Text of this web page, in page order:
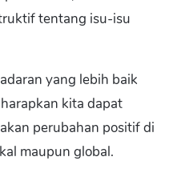
tentang isu-isu
yang lebih baik
kita dapat
perubahan positif di
maupun global.